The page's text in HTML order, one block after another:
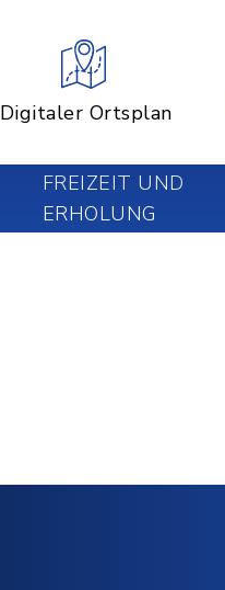
Digitaler Ortsplan
FREIZEIT UND
ERHOLUNG